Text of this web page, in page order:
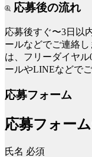
応募後の流れ
応募後すぐ〜3日以
ールなどでご連絡し
は、フリーダイヤル
ールやLINEなどで
応募フォーム
応募フォー
氏名 必須